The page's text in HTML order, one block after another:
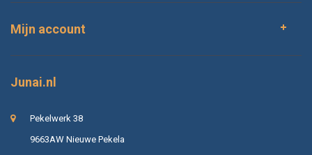
Mijn account
Junai.nl
Pekelwerk 38
9663AW Nieuwe Pekela